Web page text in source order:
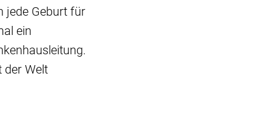
jede Geburt für
ein
der Welt